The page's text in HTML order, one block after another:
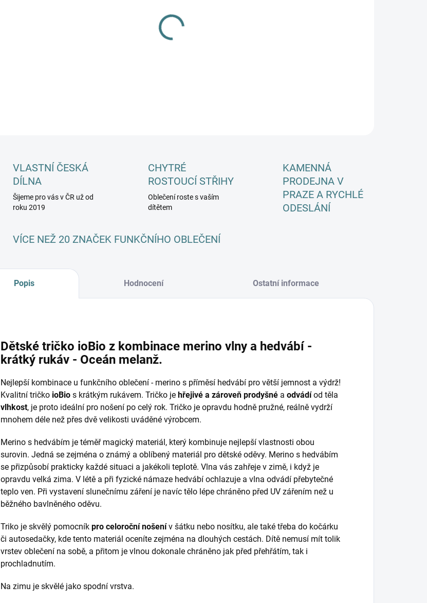
VLASTNÍ ČESKÁ
DÍLNA
Šijeme pro vás v ČR už od
roku 2019
CHYTRÉ
ROSTOUCÍ STŘIHY
Oblečení roste s vaším
dítětem
KAMENNÁ
PRODEJNA V
PRAZE A RYCHLÉ
ODESLÁNÍ
VÍCE NEŽ 20 ZNAČEK FUNKČNÍHO OBLEČENÍ
Popis Hodnocení Ostatní informace
Dětské tričko ioBio z kombinace merino vlny a hedvábí -
krátký rukáv - Oceán melanž.
Nejlepší kombinace u funkčního oblečení - merino s příměsí hedvábí pro větší jemnost a výdrž!
Kvalitní tričko ioBio s krátkým rukávem. Tričko je hřejivé a zároveň prodyšné a odvádíod těla
vlhkost, je proto ideální pro nošení po celý rok. Tričko je opravdu hodně pružné, reálně vydrží
mnohem déle než přes dvě velikosti uváděné výrobcem.
Merino s hedvábím je téměř magický materiál, který kombinuje nejlepší vlastnosti obou
surovin. Jedná se zejména o známý a oblíbený materiál pro dětské oděvy. Merino s hedvábím
se přizpůsobí prakticky každé situaci a jakékoli teplotě. Vlna vás zahřeje v zimě, i když je
opravdu velká zima. V létě a při fyzické námaze hedvábí ochlazuje a vlna odvádí přebytečné
teplo ven. Při vystavení slunečnímu záření je navíc tělo lépe chráněno před UV zářením než u
běžného bavlněného oděvu.
Triko je skvělý pomocník pro celoroční nošenív šátku nebo nosítku, ale také třeba do kočárku
či autosedačky, kde tento materiál oceníte zejména na dlouhých cestách. Dítě nemusí mít tolik
vrstev oblečení na sobě, a přitom je vlnou dokonale chráněno jak před přehřátím, tak i
prochladnutím.
Na zimu je skvělé jako spodní vrstva.